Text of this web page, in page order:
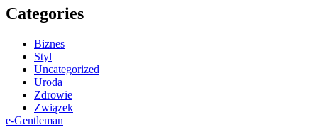
Categories
Biznes
Styl
Uncategorized
Uroda
Zdrowie
Związek
e-Gentleman